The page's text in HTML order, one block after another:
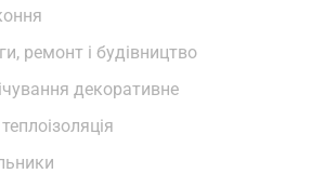
ремонт і будівництво
декоративне